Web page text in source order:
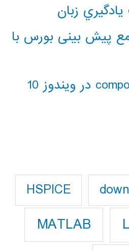
زبان
پیش بینی بورس با
HSPICE
MATLAB